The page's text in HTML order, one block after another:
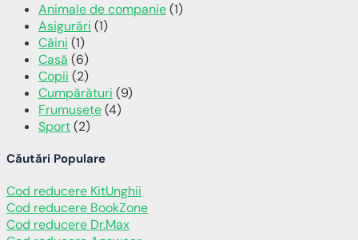
Animale de companie(1)
Asigurări (1)
Câini (1)
Casă (6)
Copii (2)
Cumpărături (9)
Frumusețe(4)
Sport(2)
Căutări Populare
Cod reducere KitUnghii
Cod reducere BookZone
Cod reducere Dr.Max